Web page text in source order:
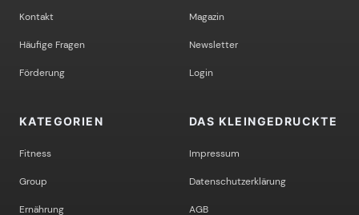
Kontakt
Häufige Fragen
Förderung
Magazin
Newsletter
Login
KATEGORIEN
Fitness
Group
Ernährung
DAS KLEINGEDRUCKTE
Impressum
Datenschutzerklärung
AGB